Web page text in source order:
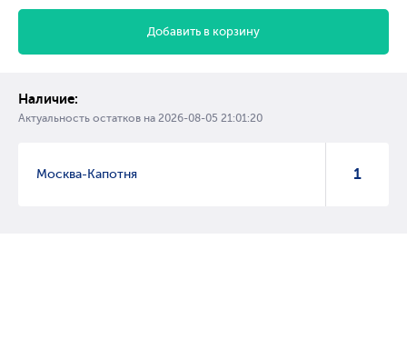
Добавить в корзину
Наличие:
Актуальность остатков на 2026-08-05 21:01:20
Москва-Капотня 1